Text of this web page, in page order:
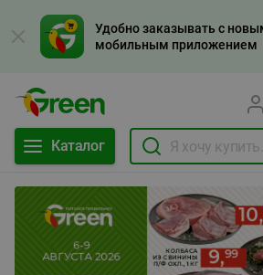
Удобно заказывать с
мобильным приложением
Каталог